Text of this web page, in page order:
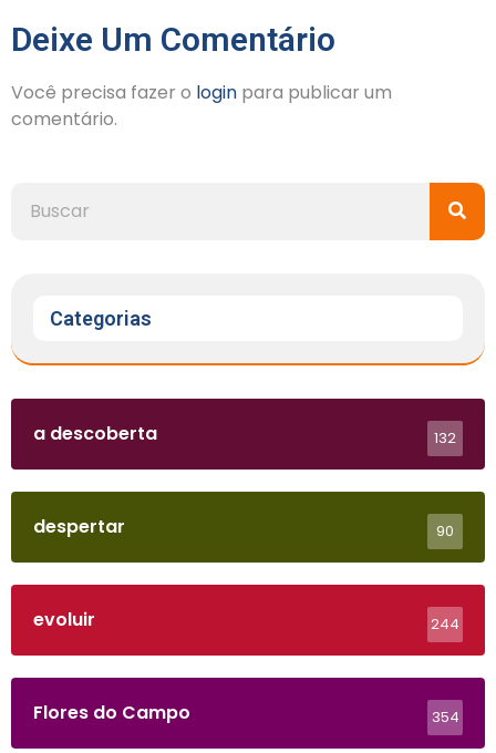
Deixe Um Comentário
Você precisa fazer o login para publicar um
comentário.
Categorias
a descoberta 132
despertar 90
evoluir 244
Flores do Campo 354